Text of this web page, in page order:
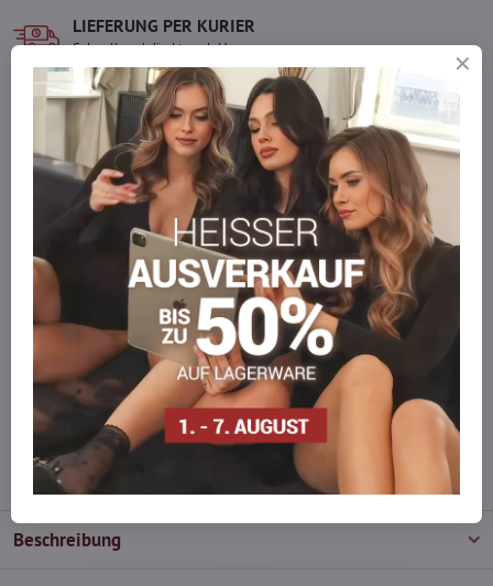
LIEFERUNG PER KURIER
Schnell und direkt nach Hause.
SICHERE ZAHLUNGEN
Gesicherte Online-Zahlungen
Ware auf Lager
Wir versenden sofort
Werden Sie Teil von everlady
Werden Sie Teil von everlady und genießen Sie einen 5 %
Mitgliedervorteilbei jedem Einkauf.
Der Vorteil wird automatisch im Warenkorb angewendet.
Möchten Sie mehr bestellen, als wir
auf Lager haben?
Zögern Sie nicht, uns zu kontaktieren, wir füllen die Ware für Sie
wieder auf!
info​@everlady​.eu
Beschreibung